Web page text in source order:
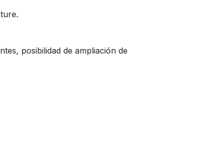
posibilidad de ampliación de